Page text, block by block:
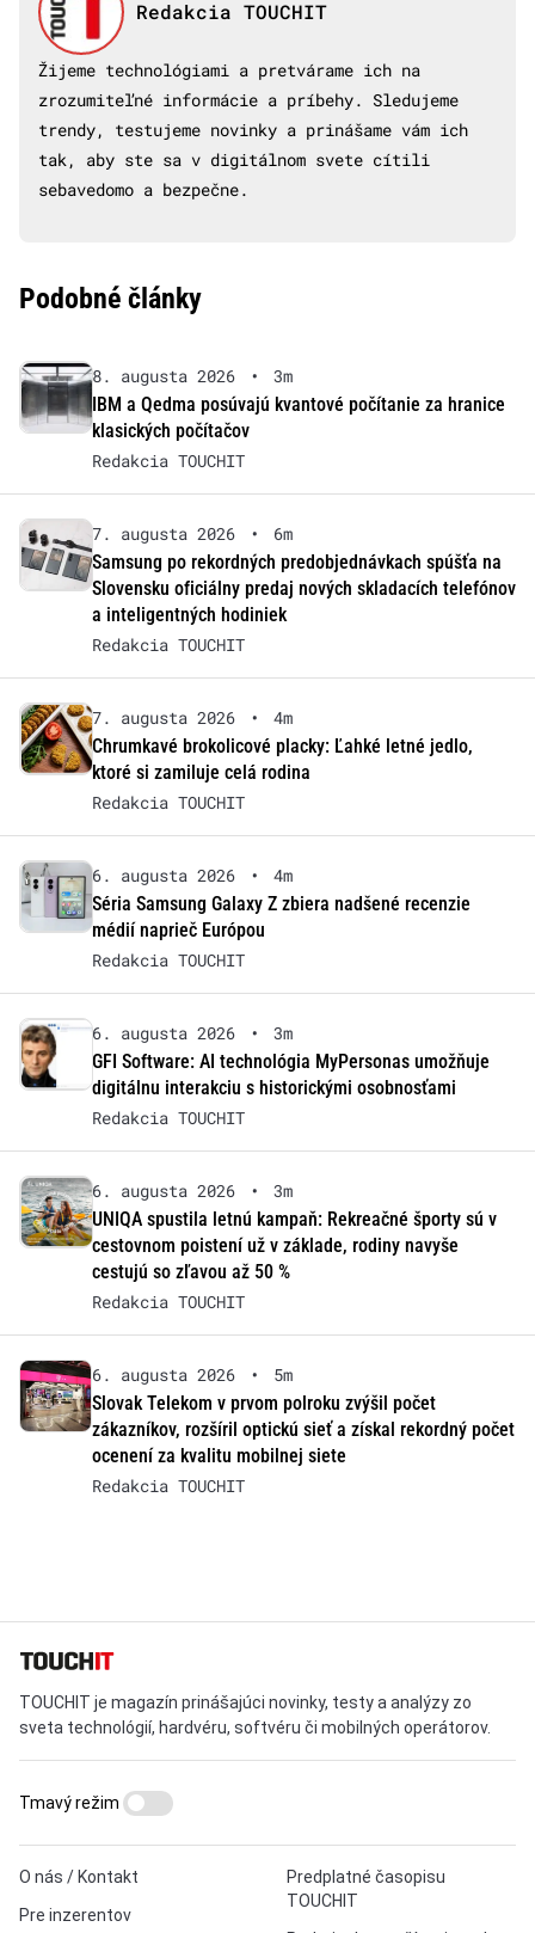
Redakcia TOUCHIT
Žijeme technológiami a pretvárame ich na
zrozumiteľné informácie a príbehy. Sledujeme
trendy, testujeme novinky a prinášame vám ich
tak, aby ste sa v digitálnom svete cítili
sebavedomo a bezpečne.
Podobné články
8. augusta 2026 •
3m
IBM a Qedma posúvajú kvantové počítanie za hranice
klasických počítačov
Redakcia TOUCHIT
7. augusta 2026 •
6m
Samsung po rekordných predobjednávkach spúšťa na
Slovensku oficiálny predaj nových skladacích telefónov
a inteligentných hodiniek
Redakcia TOUCHIT
7. augusta 2026 •
4m
Chrumkavé brokolicové placky: Ľahké letné jedlo,
ktoré si zamiluje celá rodina
Redakcia TOUCHIT
6. augusta 2026 •
4m
Séria Samsung Galaxy Z zbiera nadšené recenzie
médií naprieč Európou
Redakcia TOUCHIT
6. augusta 2026 •
3m
GFI Software: AI technológia MyPersonas umožňuje
digitálnu interakciu s historickými osobnosťami
Redakcia TOUCHIT
6. augusta 2026 •
3m
UNIQA spustila letnú kampaň: Rekreačné športy sú v
cestovnom poistení už v základe, rodiny navyše
cestujú so zľavou až 50 %
Redakcia TOUCHIT
6. augusta 2026 •
5m
Slovak Telekom v prvom polroku zvýšil počet
zákazníkov, rozšíril optickú sieť a získal rekordný počet
ocenení za kvalitu mobilnej siete
Redakcia TOUCHIT
TOUCHIT je magazín prinášajúci novinky, testy a analýzy zo
sveta technológií, hardvéru, softvéru či mobilných operátorov.
O nás / Kontakt
Pre inzerentov
Predplatné časopisu
TOUCHIT
Tmavý režim